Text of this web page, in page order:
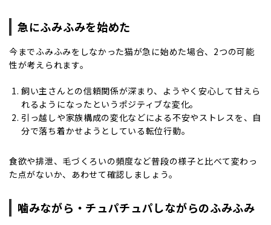
急にふみふみを始めた
今までふみふみをしなかった猫が急に始めた場合、2つの可能
性が考えられます。
飼い主さんとの信頼関係が深まり、ようやく安心して甘えら
れるようになったというポジティブな変化。
引っ越しや家族構成の変化などによる不安やストレス を、自
分で落ち着かせようとしている転位行動。
食欲や排泄、毛づくろいの頻度など普段の様子と比べて変わっ
た点がないか、あわせて確認しましょう。
噛みながら・チュパチュパしながらのふみふみ